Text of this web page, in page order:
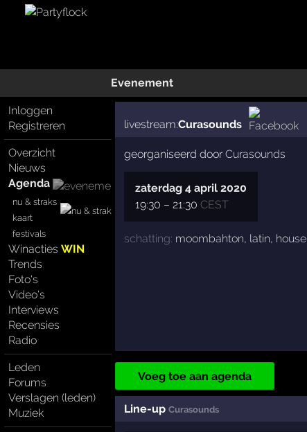
Evenement
Inloggen
Registreren
Overzicht
Nieuws
Agenda
nu & straks
kaart
festivals
WinactiesWIN
Trends
Foto's
Video's
Interviews
Recensies
Radio
Leden
Forums
Verslagen (leden)
Muziek
livestream:Curasounds
georganiseerd door Curasounds
zaterdag 4 april 2020
19:30 – 21:30 CEST
schatting: moombahton, latin, house
Voeg toe aan agenda
Line-up Curasounds